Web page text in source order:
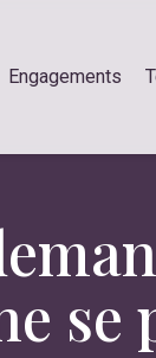
Engagements
se